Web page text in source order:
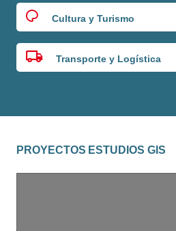
Cultura y Turismo
Transporte y Logística
PROYECTOS ESTUDIOS GIS